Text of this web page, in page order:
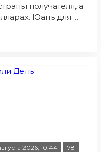
получателя, а
Юань для ...
2026, 10:44 78